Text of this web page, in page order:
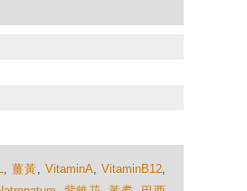
,薑黃, VitaminA, VitaminB12,